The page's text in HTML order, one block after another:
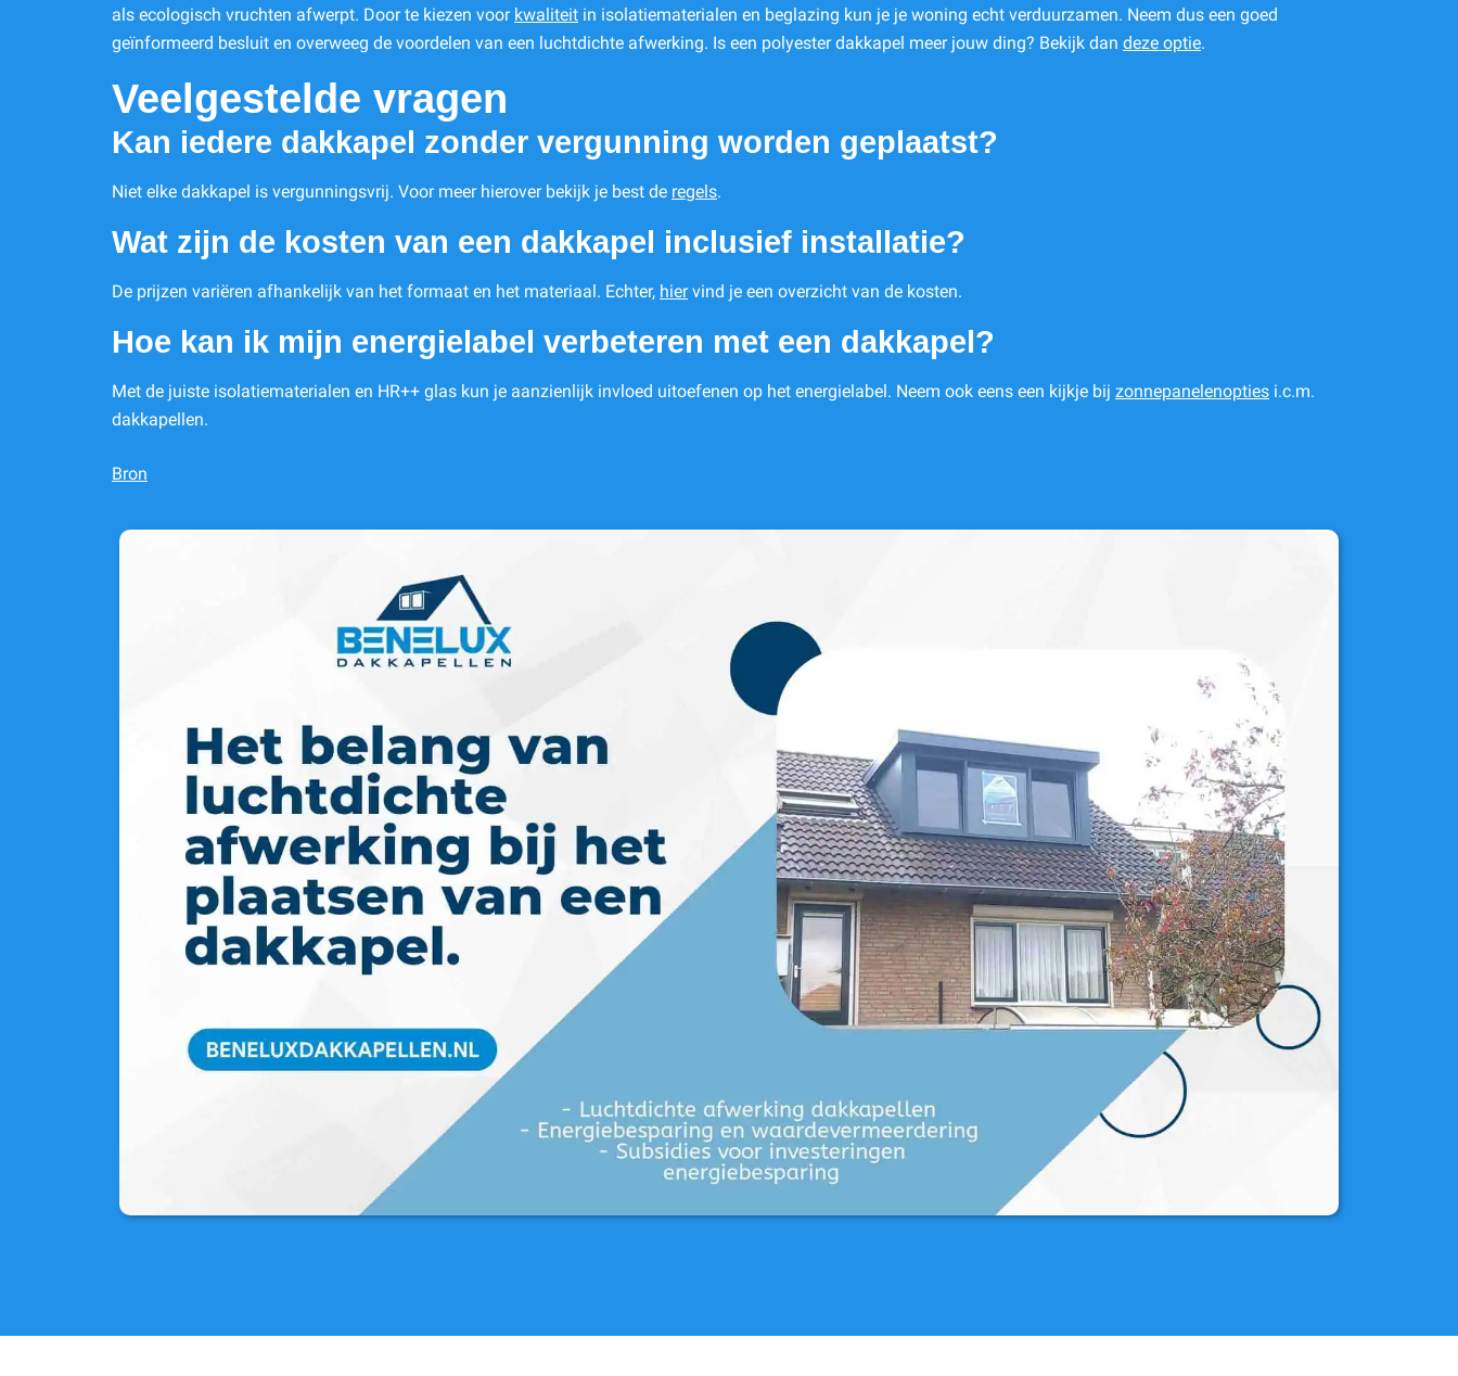
als ecologisch vruchten afwerpt. Door te kiezen voor kwaliteit in isolatiematerialen en beglazing kun je je woning echt verduurzamen. Neem dus een goed
geïnformeerd besluit en overweeg de voordelen van een luchtdichte afwerking. Is een polyester dakkapel meer jouw ding? Bekijk dan deze optie.
Veelgestelde vragen
Kan iedere dakkapel zonder vergunning worden geplaatst?
Niet elke dakkapel is vergunningsvrij. Voor meer hierover bekijk je best de regels.
Wat zijn de kosten van een dakkapel inclusief installatie?
De prijzen variëren afhankelijk van het formaat en het materiaal. Echter, hiervind je een overzicht van de kosten.
Hoe kan ik mijn energielabel verbeteren met een dakkapel?
Met de juiste isolatiematerialen en HR++ glas kun je aanzienlijk invloed uitoefenen op het energielabel. Neem ook eens een kijkje bij zonnepanelenopties i.c.m.
dakkapellen.
Bron